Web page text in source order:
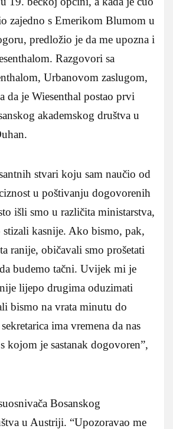
zajedno s Emerikom Blumom u
predložio je da me upozna i
Razgovori sa
Urbanovom zaslugom,
da je Wiesenthal postao prvi
akademskog društva u
stvari koju sam naučio od
u poštivanju dogovorenih
išli smo u različita ministarstva,
kasnije. Ako bismo, pak,
ranije, običavali smo prošetati
budemo tačni. Uvijek mi je
lijepo drugima oduzimati
bismo na vrata minutu do
ima vremena da nas
kojom je sastanak dogovoren”,
Bosanskog
u Austriji. “Upozoravao me